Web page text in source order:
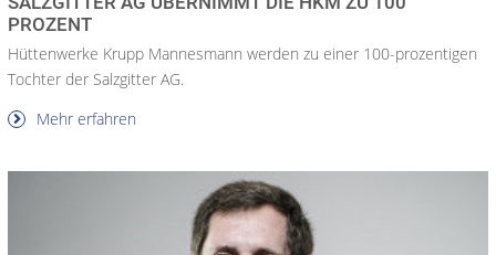
PROZENT
Hüttenwerke Krupp Mannesmann werden zu einer 100-prozentigen
Tochter der Salzgitter AG.
Mehr erfahren